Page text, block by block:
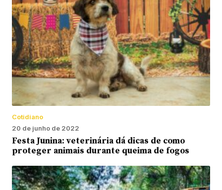
Cotidiano
20 de junho de 2022
Festa Junina: veterinária dá dicas de como
proteger animais durante queima de fogos